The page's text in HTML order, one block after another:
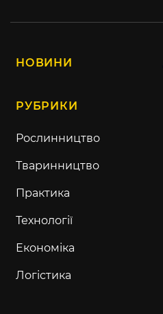
НОВИНИ
РУБРИКИ
Рослинництво
Тваринництво
Практика
Технології
Економіка
Логістика